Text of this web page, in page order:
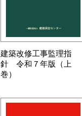
建築改修工事監理指
針 令和７年版（上
巻）